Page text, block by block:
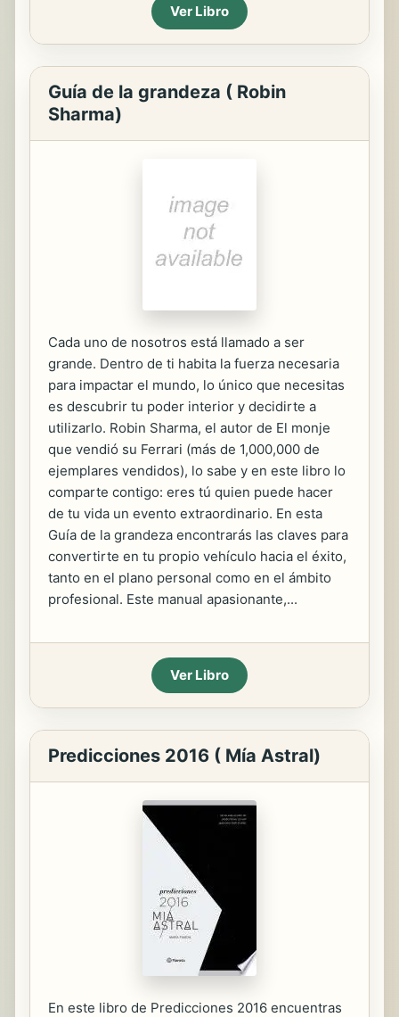
Ver Libro
Guía de la grandeza ( Robin
Sharma)
Cada uno de nosotros está llamado a ser
grande. Dentro de ti habita la fuerza necesaria
para impactar el mundo, lo único que necesitas
es descubrir tu poder interior y decidirte a
utilizarlo. Robin Sharma, el autor de El monje
que vendió su Ferrari (más de 1,000,000 de
ejemplares vendidos), lo sabe y en este libro lo
comparte contigo: eres tú quien puede hacer
de tu vida un evento extraordinario. En esta
Guía de la grandeza encontrarás las claves para
convertirte en tu propio vehículo hacia el éxito,
tanto en el plano personal como en el ámbito
profesional. Este manual apasionante,...
Ver Libro
Predicciones 2016 ( Mía Astral)
En este libro de Predicciones 2016 encuentras